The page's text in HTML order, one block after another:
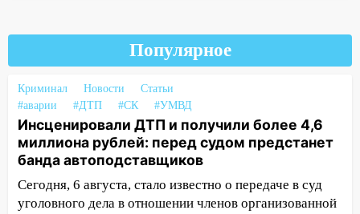
На улице Радищева сбили
курьера: крупная авария в Ульяновске
15:15
Проводил до квартиры и ограбил:
новый кавалер женщины оказался
рецидивистом
14:26 В Ульяновске ограничат движение
по улице Ефремова
Популярное
Криминал Новости
Статьи
#аварии
#ДТП #СК #УМВД
Инсценировали ДТП и получили более 4,6
миллиона рублей: перед судом предстанет
банда автоподставщиков
Сегодня, 6 августа, стало известно о передаче в суд
уголовного дела в отношении членов организованной